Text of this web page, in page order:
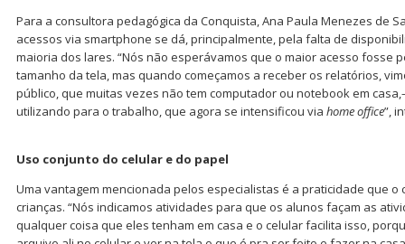
Para a consultora pedagógica da Conquista, Ana Paula Menezes de
acessos via smartphone se dá, principalmente, pela falta de
maioria dos lares. “Nós não esperávamos que o maior acesso fosse
tamanho da tela, mas quando começamos a receber os relatórios,
público, que muitas vezes não tem computador ou notebook em
utilizando para o trabalho, que agora se intensificou via home office”,
Uso conjunto do celular e do papel
Uma vantagem mencionada pelos especialistas é a praticidade que
crianças. “Nós indicamos atividades para que os alunos façam as
qualquer coisa que eles tenham em casa e o celular facilita isso,